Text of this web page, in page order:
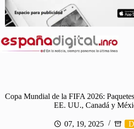
contenido
Copa Mundial de la FIFA 2026:
EE. UU., Canadá y
07, 19, 2025